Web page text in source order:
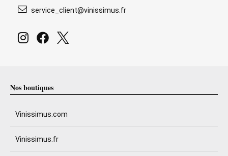
service_client@vinissimus.fr
Nos boutiques
Vinissimus.com
Vinissimus.fr